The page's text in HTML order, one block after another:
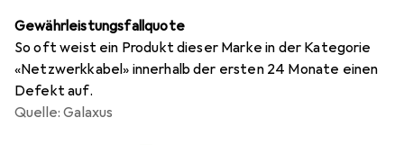
Gewährleistungsfallquote
So oft weist ein Produkt dieser Marke in der Kategorie
«Netzwerkkabel» innerhalb der ersten 24 Monate einen
Defekt auf.
Quelle: Galaxus